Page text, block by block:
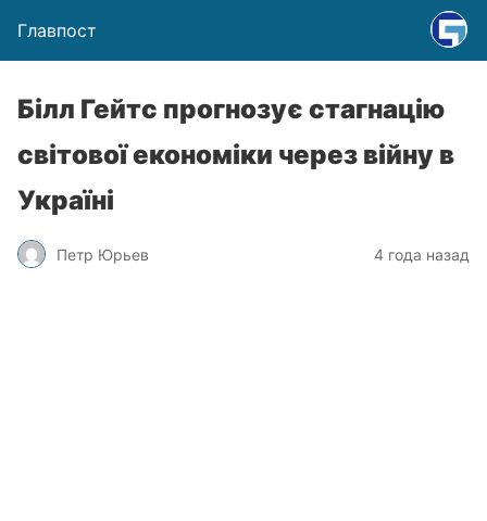
Главпост
Білл Гейтс прогнозує стагнацію
світової економіки через війну в
Україні
Петр Юрьев 4 года назад